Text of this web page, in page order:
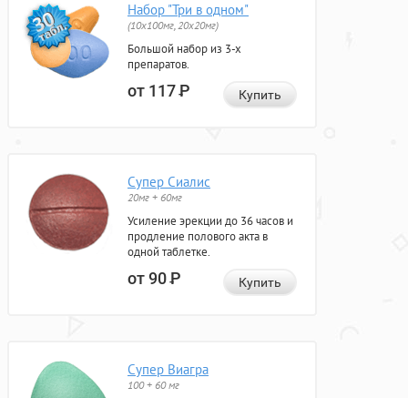
Набор "Три в одном"
(10x100мг, 20x20мг)
Большой набор из 3-х
препаратов.
от 117Р Купить
Супер Сиалис
20мг + 60мг
Усиление эрекции до 36 часов и
продление полового акта в
одной таблетке.
от 90Р Купить
Супер Виагра
100 + 60 мг